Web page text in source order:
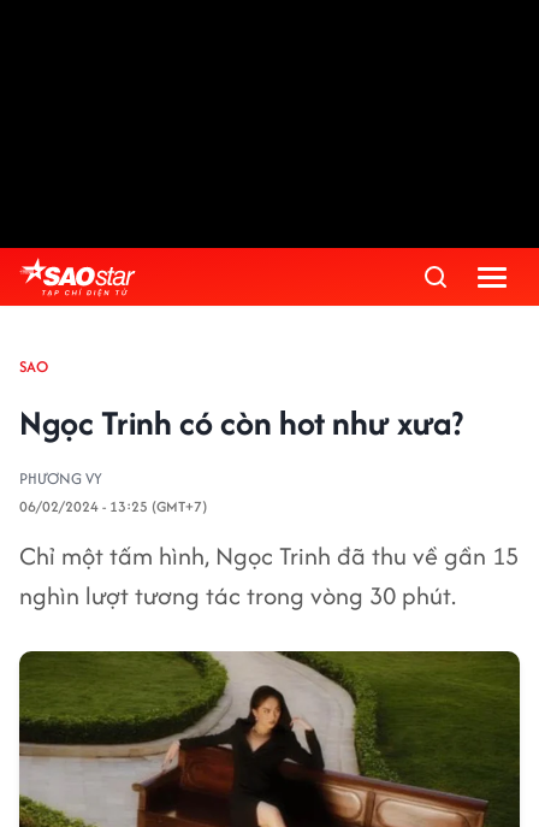
SAO
Ngọc Trinh có còn hot như xưa?
PHƯƠNG VY
06/02/2024 - 13:25 (GMT+7)
Chỉ một tấm hình, Ngọc Trinh đã thu về gần 15
nghìn lượt tương tác trong vòng 30 phút.